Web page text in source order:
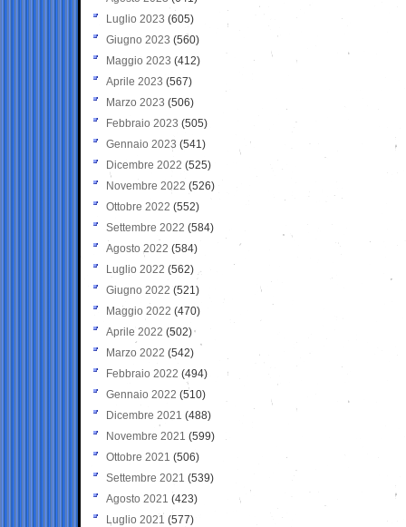
Luglio 2023 (605)
Giugno 2023 (560)
Maggio 2023 (412)
Aprile 2023 (567)
Marzo 2023 (506)
Febbraio 2023 (505)
Gennaio 2023 (541)
Dicembre 2022 (525)
Novembre 2022 (526)
Ottobre 2022 (552)
Settembre 2022 (584)
Agosto 2022 (584)
Luglio 2022 (562)
Giugno 2022 (521)
Maggio 2022 (470)
Aprile 2022 (502)
Marzo 2022 (542)
Febbraio 2022 (494)
Gennaio 2022 (510)
Dicembre 2021 (488)
Novembre 2021 (599)
Ottobre 2021 (506)
Settembre 2021 (539)
Agosto 2021 (423)
Luglio 2021 (577)